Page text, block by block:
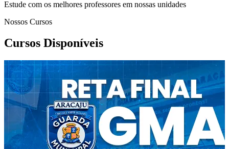
Estude com os melhores professores em nossas unidades
Nossos Cursos
Cursos Disponíveis